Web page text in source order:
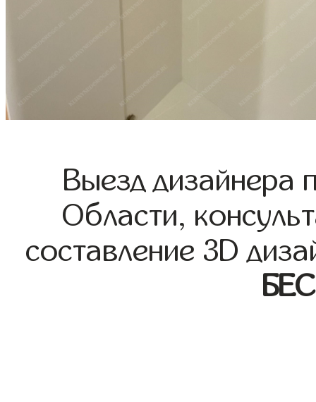
Выезд дизайнера
Области,
составление 3D